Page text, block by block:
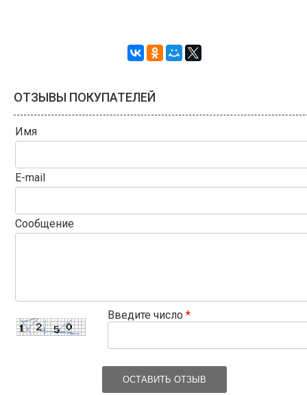
ОТЗЫВЫ ПОКУПАТЕЛЕЙ
Имя
E-mail
Сообщение
Введите число *
ОСТАВИТЬ ОТЗЫВ